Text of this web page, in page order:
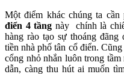
Một điểm khác chúng ta
điển 4 tầng này chính là
hàng rào tạo sự thoáng
tiền nhà phố tân cổ điển.
cổng nhỏ nhắn luôn trong
dẫn, càng thu hút ai muốn